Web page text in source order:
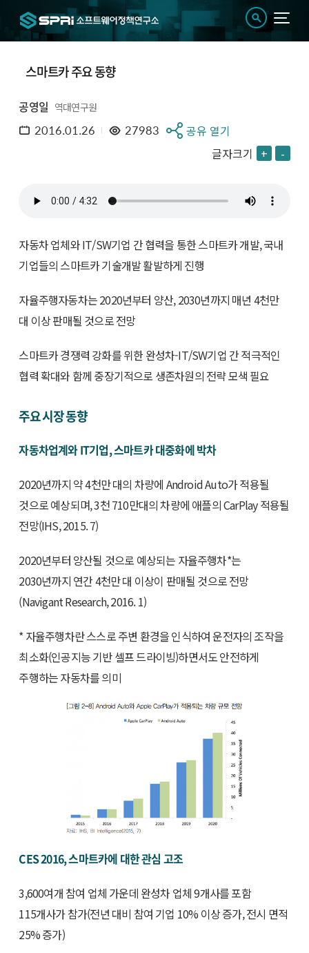
스마트카 주요 동향
공영일 역대연구원
2016.01.26 27983
공유 열기
글자크기 + -
자동차 업체와 IT/SW기업 간 협력을 통한 스마트카 개발, 국내
기업들의 스마트카 기술개발 활발하게 진행
자율주행자동차는 2020년부터 양산, 2030년까지 매년 4천만
대 이상 판매될 것으로 전망
스마트카 경쟁력 강화를 위한 완성차-IT/SW기업 간 적극적인
협력 확대와 함께 중장기적으로 생존차원의 전략 모색 필요
주요 시장 동향
자동차업계와 IT기업, 스마트카 대중화에 박차
2020년까지 약 4천만 대의 차량에 Android Auto가 적용될
것으로 예상되며, 3천 710만대의 차량에 애플의 CarPlay 적용될
전망(IHS, 2015. 7)
2020년부터 양산될 것으로 예상되는 자율주행차*는
2030년까지 연간 4천만 대 이상이 판매될 것으로 전망
(Navigant Research, 2016. 1)
* 자율주행차란 스스로 주변 환경을 인식하여 운전자의 조작을
최소화(인공지능 기반 셀프 드라이빙)하면서도 안전하게
주행하는 자동차를 의미
CES 2016, 스마트카에 대한 관심 고조
3,600여개 참여 업체 가운데 완성차 업체 9개사를 포함
115개사가 참가(전년 대비 참여 기업 10% 이상 증가, 전시 면적
25% 증가)